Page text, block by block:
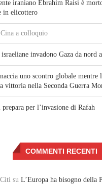
iraniano Ebrahim Raisi è
in elicottero
Cina a colloquio
invadono Gaza da nord
uno scontro globale mentre
vittoria nella Seconda Guerra
prepara per l’invasione di Rafah
COMMENTI RECENTI
su L’Europa ha bisogno della